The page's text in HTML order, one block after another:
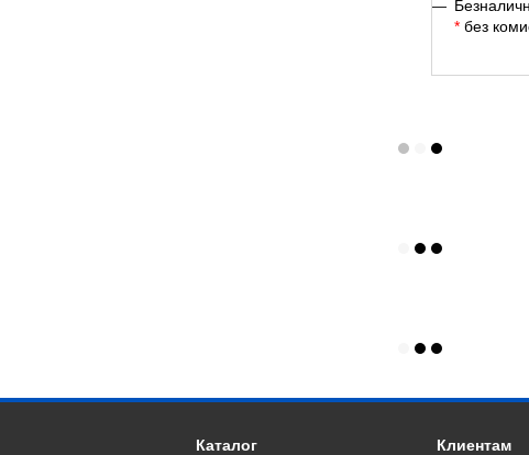
* без
Каталог Клиентам